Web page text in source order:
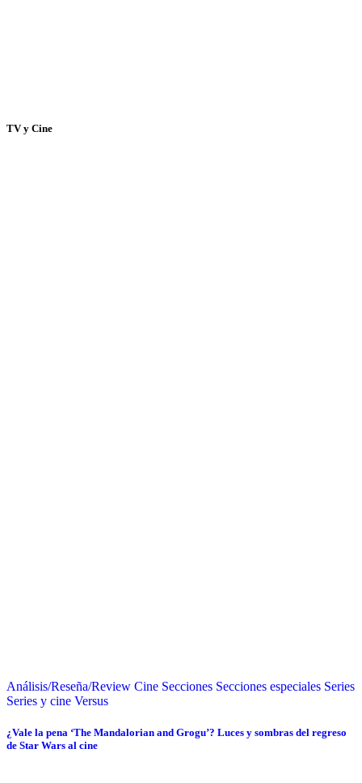
TV y Cine
Análisis/Reseña/Review Cine Secciones Secciones especiales Series
Series y cine Versus
¿Vale la pena ‘The Mandalorian and Grogu’? Luces y sombras del regreso
de Star Wars al cine